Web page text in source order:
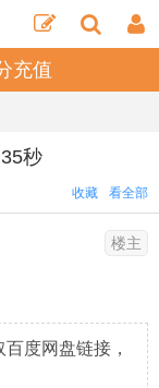
充值
秒
看全部
收藏
楼主
百度网盘链接，